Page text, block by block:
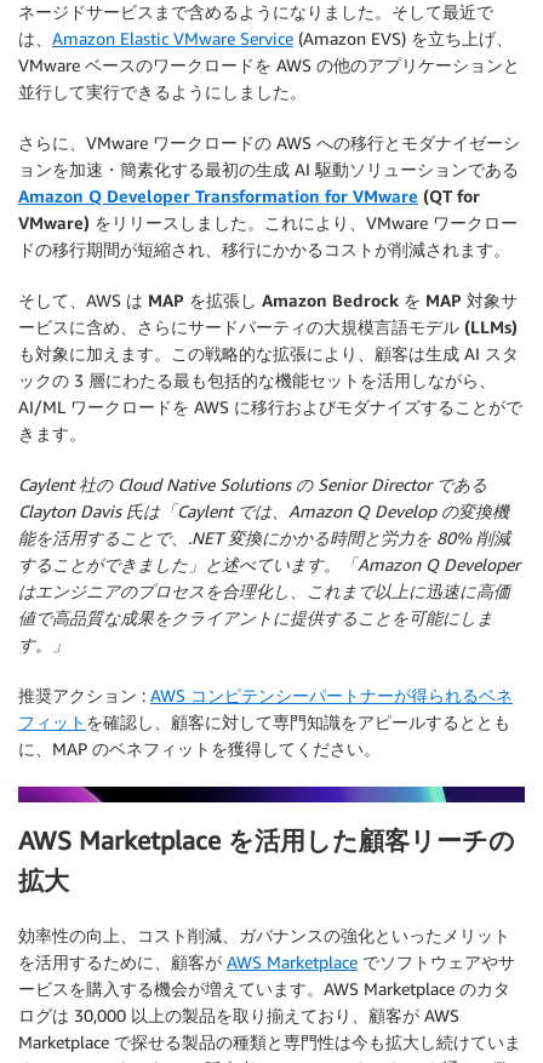
ネージドサービスまで含めるようになりました。そして最近で
は、 Amazon Elastic VMware Service (Amazon EVS) を立ち上げ、
VMware ベースのワークロードを AWS の他のアプリケーションと
並行して実行できるようにしました。
さらに、VMware ワークロードの AWS への移行とモダナイゼーシ
ョンを加速・簡素化する最初の生成 AI 駆動ソリューションである
Amazon Q Developer Transformation for VMware (QT for
VMware) をリリースしました。これにより、VMware ワークロー
ドの移行期間が短縮され、移行にかかるコストが削減されます。
そして、AWS は MAP を拡張し Amazon Bedrock を MAP 対象サ
ービスに含め、さらにサードパーティの大規模言語モデル (LLMs)
も対象に加えます。この戦略的な拡張により、顧客は生成 AI スタ
ックの 3 層にわたる最も包括的な機能セットを活用しながら、
AI/ML ワークロードを AWS に移行およびモダナイズすることがで
きます。
Caylent 社の Cloud Native Solutions の Senior Director である
Clayton Davis 氏は「Caylent では、Amazon Q Develop の変換機
能を活用することで、.NET 変換にかかる時間と労力を 80% 削減
することができました」と述べています。「Amazon Q Developer
はエンジニアのプロセスを合理化し、これまで以上に迅速に高価
値で高品質な成果をクライアントに提供することを可能にしま
す。」
推奨アクション : AWS コンピテンシーパートナーが得られるベネ
フィット を確認し、顧客に対して専門知識をアピールするととも
に、MAP のベネフィットを獲得してください。
AWS Marketplace を活用した顧客リーチの
拡大
効率性の向上、コスト削減、ガバナンスの強化といったメリット
を活用するために、顧客が AWS Marketplace でソフトウェアやサ
ービスを購入する機会が増えています。AWS Marketplace のカタ
ログは 30,000 以上の製品を取り揃えており、顧客が AWS
Marketplace で探せる製品の種類と専門性は今も拡大し続けていま